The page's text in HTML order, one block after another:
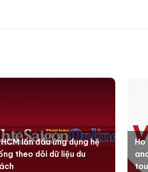
lần đầu ứng dụng hệ
theo dõi dữ liệu du